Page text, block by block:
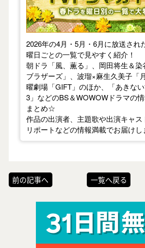
2026年の4月・5月・6月に放送され
曜日ごとの一覧で見やすく紹介！
朝ドラ「風、薫る」、岡田将生＆染
ブラザーズ」、波瑠×麻生久美子「
曜劇場「GIFT」のほか、「あきな
3」などのBS＆WOWOWドラマの
まとめ☆
作品の出演者、主題歌や出演キャス
リポートなどの情報満載でお届けし
前の記事へ 一覧へ戻る